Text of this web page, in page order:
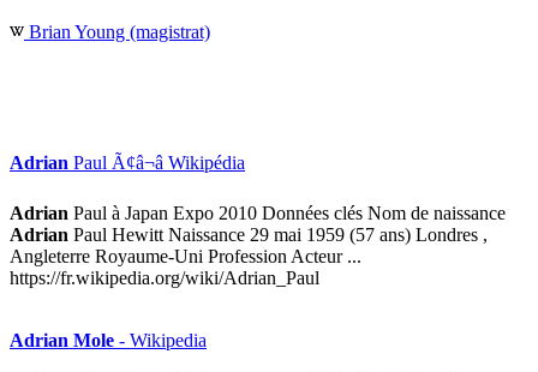
Brian Young (magistrat)
Adrian Paul Ã¢â¬â Wikipédia
Adrian Paul à Japan Expo 2010 Données clés Nom de naissance
Adrian Paul Hewitt Naissance 29 mai 1959 (57 ans) Londres ,
Angleterre Royaume-Uni Profession Acteur ...
https://fr.wikipedia.org/wiki/Adrian_Paul
Adrian Mole - Wikipedia